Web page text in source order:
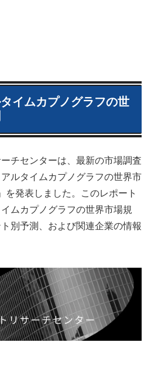
イムカプノグラフの世
チセンターは、最新の市場調査
ルタイムカプノグラフの世界市
を発表しました。このレポート
ムカプノグラフの世界市場規
別予測、および関連企業の情報